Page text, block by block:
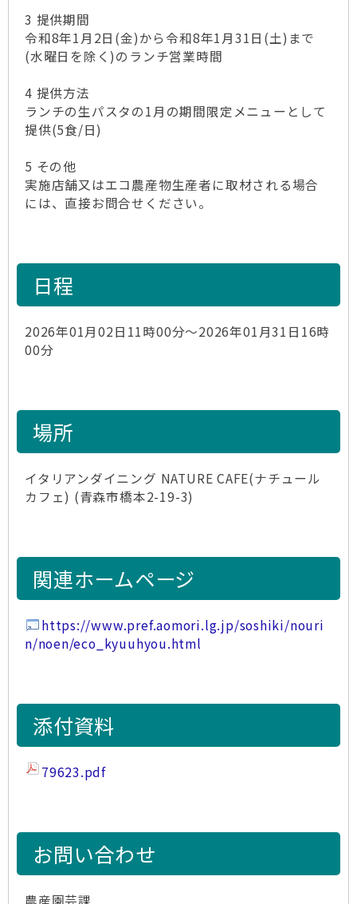
3 提供期間
令和8年1月2日(金)から令和8年1月31日(土)まで
(水曜日を除く)のランチ営業時間
4 提供方法
ランチの生パスタの1月の期間限定メニューとして
提供(5食/日)
5 その他
実施店舗又はエコ農産物生産者に取材される場合
には、直接お問合せください。
日程
2026年01月02日11時00分～2026年01月31日16時
00分
場所
イタリアンダイニング NATURE CAFE(ナチュール
カフェ) (青森市橋本2-19-3)
関連ホームページ
https://www.pref.aomori.lg.jp/soshiki/nouri
n/noen/eco_kyuuhyou.html
添付資料
79623.pdf
お問い合わせ